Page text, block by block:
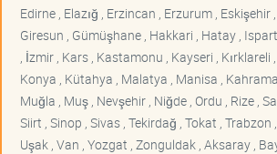
Edirne , Elazığ , Erzincan , Erzurum , Eskişehir
Giresun , Gümüşhane , Hakkari , Hatay ,
, İzmir , Kars , Kastamonu , Kayseri , Kırklareli ,
Konya , Kütahya , Malatya , Manisa ,
Muğla , Muş , Nevşehir , Niğde , Ordu , Rize ,
Siirt , Sinop , Sivas , Tekirdağ , Tokat , Trabzon ,
Uşak , Van , Yozgat , Zonguldak , Aksaray ,